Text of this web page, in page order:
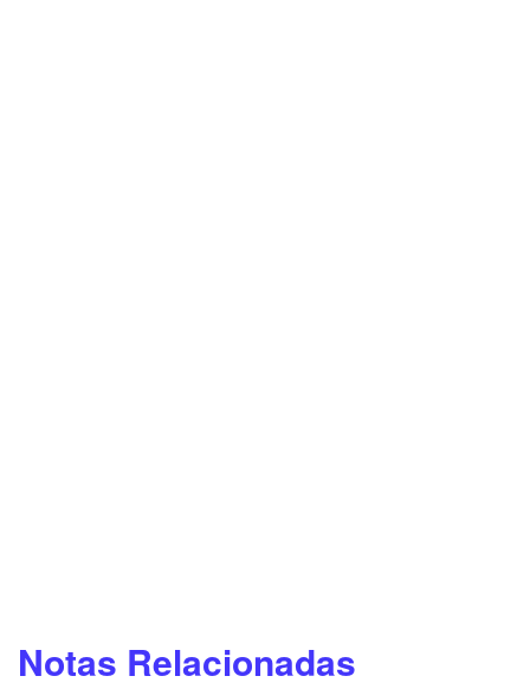
Notas Relacionadas